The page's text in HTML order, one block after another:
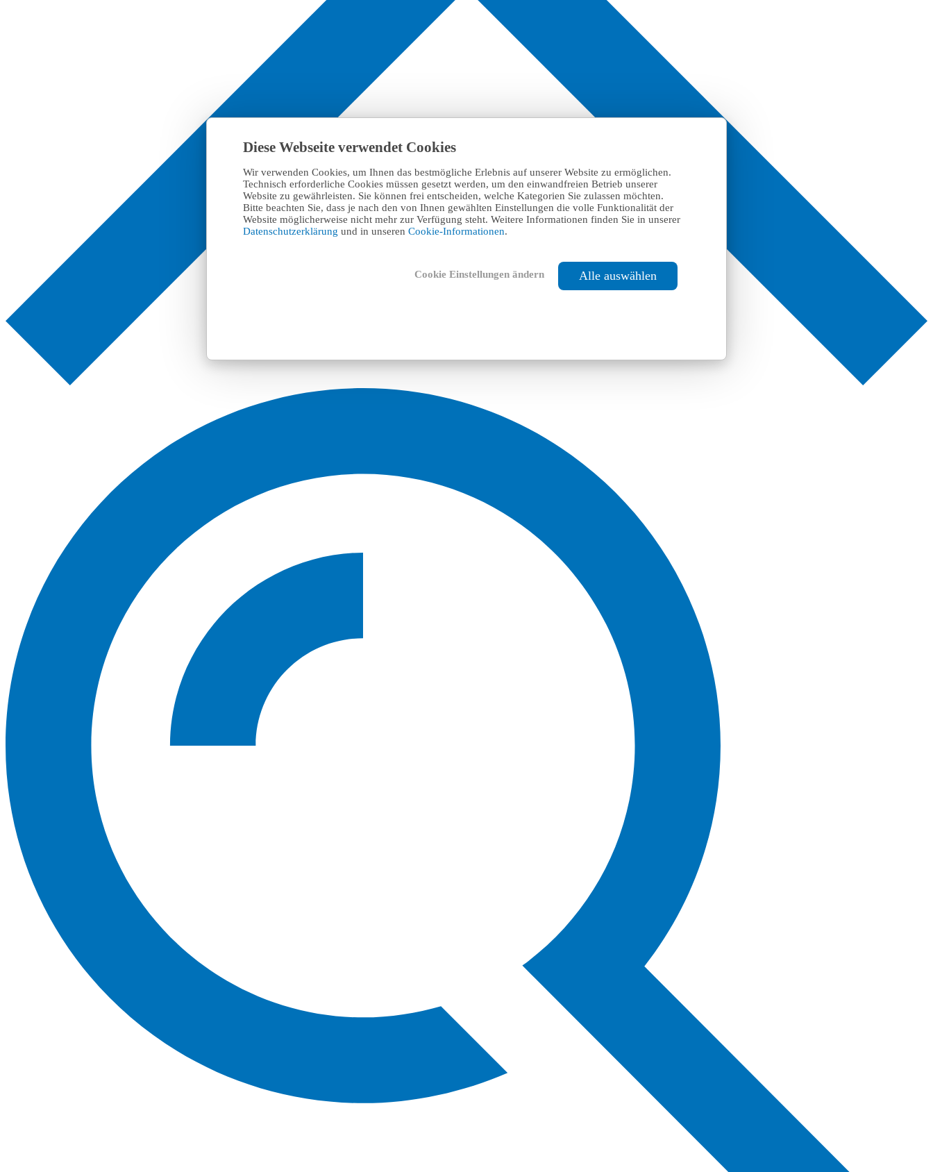
Diese Webseite verwendet Cookies
Wir verwenden Cookies, um Ihnen das bestmögliche Erlebnis auf unserer Website zu ermöglichen.
Technisch erforderliche Cookies müssen gesetzt werden, um den einwandfreien Betrieb unserer
Website zu gewährleisten. Sie können frei entscheiden, welche Kategorien Sie zulassen möchten.
Bitte beachten Sie, dass je nach den von Ihnen gewählten Einstellungen die volle Funktionalität der
Website möglicherweise nicht mehr zur Verfügung steht. Weitere Informationen finden Sie in unserer
Datenschutzerklärung und in unseren Cookie-Informationen.
Cookie Einstellungen ändern Alle auswählen